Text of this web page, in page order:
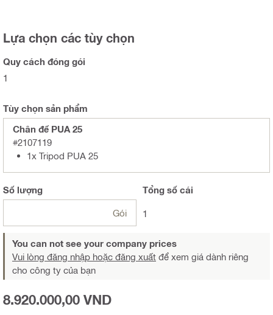
Lựa chọn các tùy chọn
Quy cách đóng gói
1
Tùy chọn sản phẩm
Chân đế PUA 25
#2107119
1x Tripod PUA 25
Số lượng
Gói
Tổng số cái
1
You can not see your company prices
Vui lòng đăng nhập hoặc đăng xuất để xem giá dành riêng
cho công ty của bạn
8.920.000,00 VND